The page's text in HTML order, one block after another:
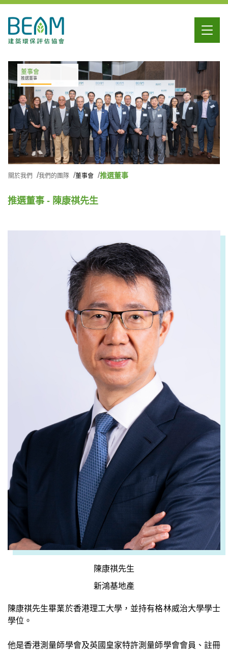
董事會
推選董事
關於我們 我們的團隊 董事會 推選董事
推選董事 - 陳康祺先生
陳康祺先生
新鴻基地產
陳康祺先生畢業於香港理工大學，並持有格林威治大學學士
學位。
他是香港測量師學會及英國皇家特許測量師學會會員、註冊